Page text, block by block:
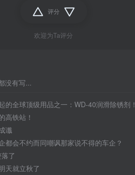
评分
欢迎为Ta评分
没有写...
的全球顶级用品之一：WD-40润滑除锈剂！
高铁站！
谶
都会不约而同嘲讽那家说不得的车企？
了
天就立秋了